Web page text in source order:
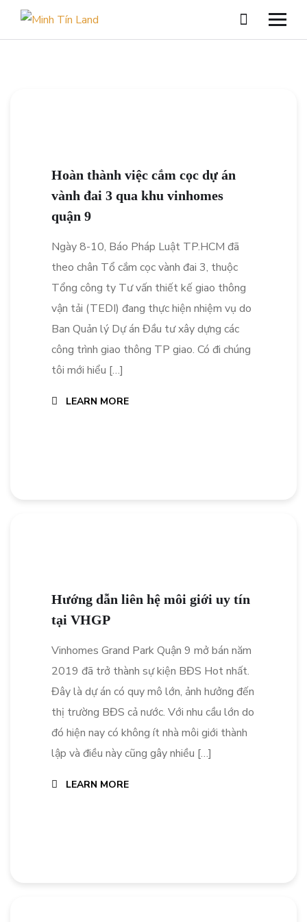
Hoàn thành việc cắm cọc dự án
vành đai 3 qua khu vinhomes
quận 9
Ngày 8-10, Báo Pháp Luật TP.HCM đã
theo chân Tổ cắm cọc vành đai 3, thuộc
Tổng công ty Tư vấn thiết kế giao thông
vận tải (TEDI) đang thực hiện nhiệm vụ do
Ban Quản lý Dự án Đầu tư xây dựng các
công trình giao thông TP giao. Có đi chúng
tôi mới hiểu […]
LEARN MORE
Hướng dẫn liên hệ môi giới uy tín
tại VHGP
Vinhomes Grand Park Quận 9 mở bán năm
2019 đã trở thành sự kiện BĐS Hot nhất.
Đây là dự án có quy mô lớn, ảnh hưởng đến
thị trường BĐS cả nước. Với nhu cầu lớn do
đó hiện nay có không ít nhà môi giới thành
lập và điều này cũng gây nhiều […]
LEARN MORE